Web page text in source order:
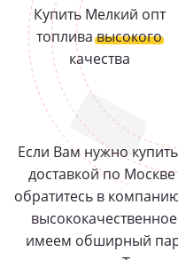
Купить Мелкий опт
топливавысокого
качества
Если Вам нужно
доставкой по
обратитесь в
имеем обширный